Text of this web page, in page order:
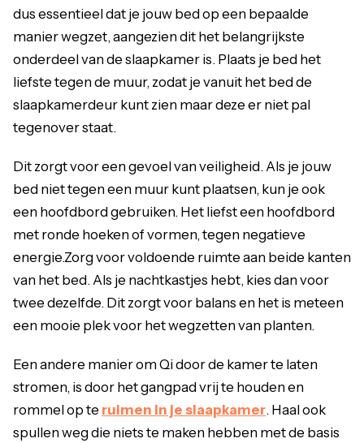
dus essentieel dat je jouw bed op een bepaalde
manier wegzet, aangezien dit het belangrijkste
onderdeel van de slaapkamer is. Plaats je bed het
liefste tegen de muur, zodat je vanuit het bed de
slaapkamerdeur kunt zien maar deze er niet pal
tegenover staat.
Dit zorgt voor een gevoel van veiligheid. Als je jouw
bed niet tegen een muur kunt plaatsen, kun je ook
een hoofdbord gebruiken. Het liefst een hoofdbord
met ronde hoeken of vormen, tegen negatieve
energie.Zorg voor voldoende ruimte aan beide kanten
van het bed. Als je nachtkastjes hebt, kies dan voor
twee dezelfde. Dit zorgt voor balans en het is meteen
een mooie plek voor het wegzetten van planten.
Een andere manier om Qi door de kamer te laten
stromen, is door het gangpad vrij te houden en
rommel op te ruimen in je slaapkamer. Haal ook
spullen weg die niets te maken hebben met de basis